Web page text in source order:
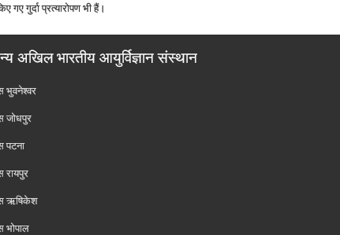
गुर्दा प्रत्‍यारोपण भी हैं।
अखिल भारतीय आयुर्विज्ञान संस्थान
भुवनेश्वर
जोधपुर
पटना
रायपुर
ऋषिकेश
भोपाल